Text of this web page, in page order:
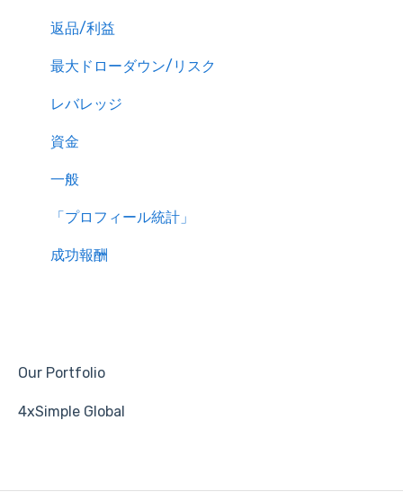
返品/利益
最大ドローダウン/リスク
レバレッジ
資金
一般
「プロフィール統計」
成功報酬
Our Portfolio
4xSimple Global